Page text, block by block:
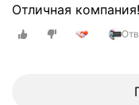
Отличная компания!